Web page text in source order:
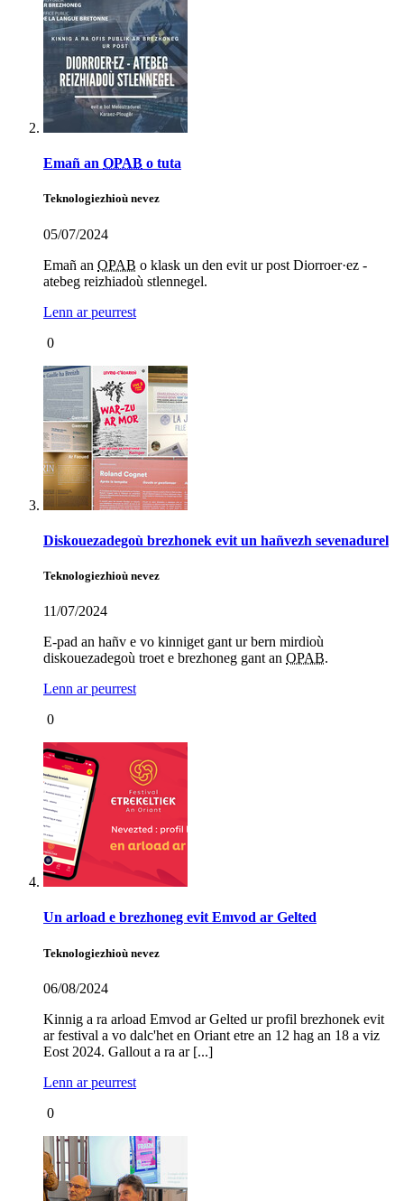
Emañ an OPAB o tuta
Teknologiezhioù nevez
05/07/2024
Emañ an OPAB o klask un den evit ur post Diorroer·ez -
atebeg reizhiadoù stlennegel.
Lenn ar peurrest
0
Diskouezadegoù brezhonek evit un hañvezh sevenadurel
Teknologiezhioù nevez
11/07/2024
E-pad an hañv e vo kinniget gant ur bern mirdioù
diskouezadegoù troet e brezhoneg gant an OPAB.
Lenn ar peurrest
0
Un arload e brezhoneg evit Emvod ar Gelted
Teknologiezhioù nevez
06/08/2024
Kinnig a ra arload Emvod ar Gelted ur profil brezhonek evit
ar festival a vo dalc'het en Oriant etre an 12 hag an 18 a viz
Eost 2024. Gallout a ra ar [...]
Lenn ar peurrest
0